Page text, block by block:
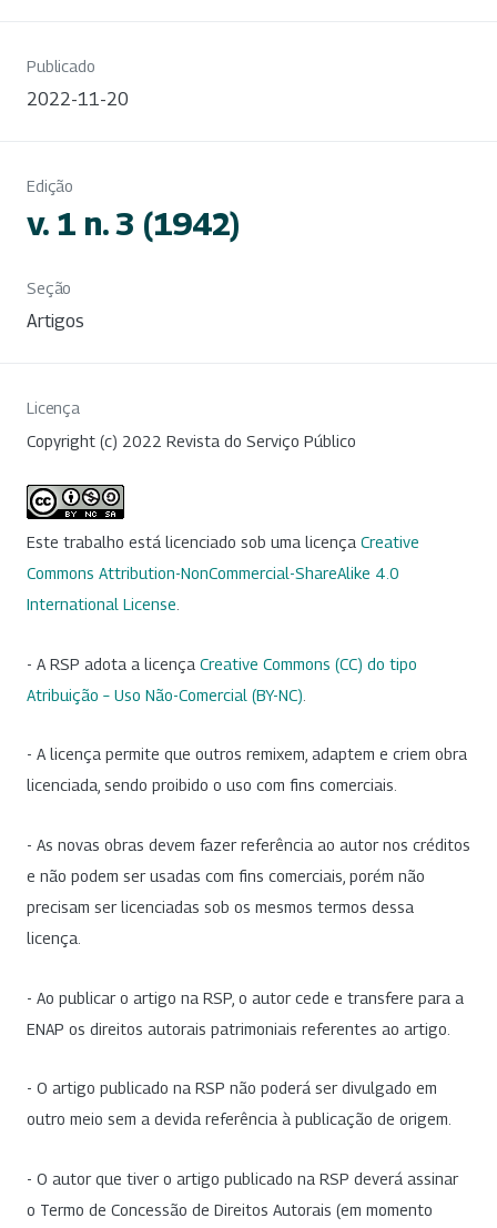
Publicado
2022-11-20
Edição
v. 1 n. 3 (1942)
Seção
Artigos
Licença
Copyright (c) 2022 Revista do Serviço Público
Este trabalho está licenciado sob uma licença Creative
Commons Attribution-NonCommercial-ShareAlike 4.0
International License
- A RSP adota a licença Creative Commons (CC) do tipo
Atribuição – Uso Não-Comercial (BY-NC)
- A licença permite que outros remixem, adaptem e criem obra
licenciada, sendo proibido o uso com fins comerciais.
- As novas obras devem fazer referência ao autor nos créditos
e não podem ser usadas com fins comerciais, porém não
precisam ser licenciadas sob os mesmos termos dessa
licença.
- Ao publicar o artigo na RSP, o autor cede e transfere para a
ENAP os direitos autorais patrimoniais referentes ao artigo.
- O artigo publicado na RSP não poderá ser divulgado em
outro meio sem a devida referência à publicação de origem.
- O autor que tiver o artigo publicado na RSP deverá assinar
o Termo de Concessão de Direitos Autorais (em momento